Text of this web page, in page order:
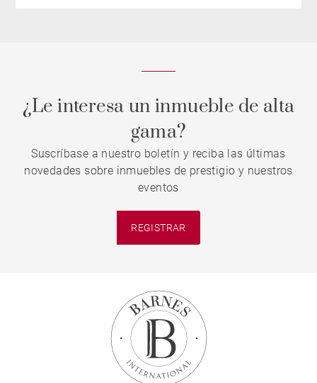
¿Le interesa un inmueble de alta
gama?
Suscríbase a nuestro boletín y reciba las últimas
novedades sobre inmuebles de prestigio y nuestros
eventos
REGISTRAR